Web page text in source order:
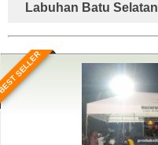
Labuhan Batu Selatan
SELLER